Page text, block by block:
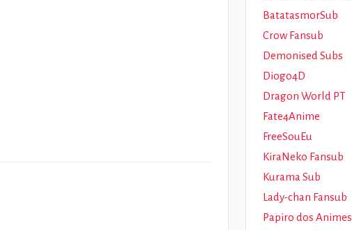
BatatasmorSub
Crow Fansub
Demonised Subs
Diogo4D
Dragon World PT
Fate4Anime
FreeSouEu
KiraNeko Fansub
Kurama Sub
Lady-chan Fansub
Papiro dos Animes